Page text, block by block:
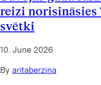
reizi norisināsies
svētki
10. June 2026
By aritaberzina